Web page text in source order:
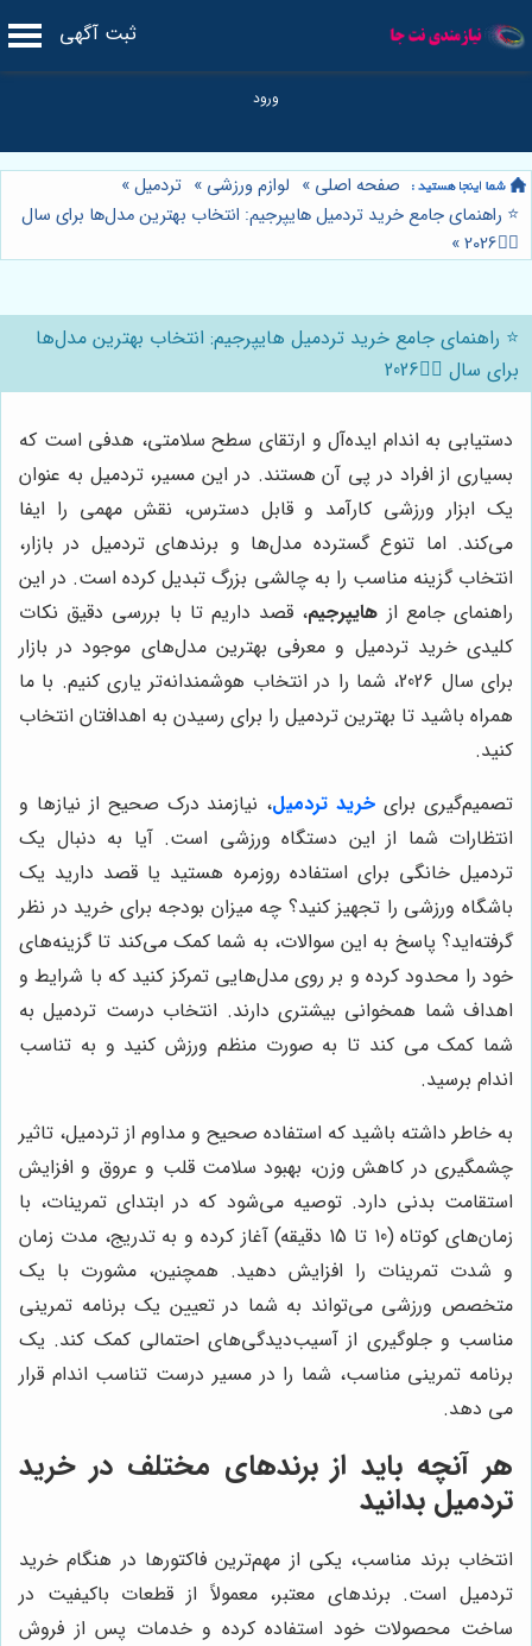
ثبت آگهی
صفحه اصلی » لوازم ورزشی » تردمیل»
⭐️ راهنمای جامع خرید تردمیل هایپرجیم: انتخاب بهترین مدل‌ها برای سال
🏃‍♀️2026
»
⭐️ راهنمای جامع خرید تردمیل هایپرجیم: انتخاب بهترین مدل‌ها
برای سال 🏃‍♀️2026
دستیابی به اندام ایده‌آل و ارتقای سطح سلامتی، هدفی است که
بسیاری از افراد در پی آن هستند. در این مسیر، تردمیل به عنوان
یک ابزار ورزشی کارآمد و قابل دسترس، نقش مهمی را ایفا
می‌کند. اما تنوع گسترده مدل‌ها و برندهای تردمیل در بازار،
انتخاب گزینه مناسب را به چالشی بزرگ تبدیل کرده است. در این
راهنمای جامع از هایپرجیم، قصد داریم تا با بررسی دقیق نکات
کلیدی خرید تردمیل و معرفی بهترین مدل‌های موجود در بازار
برای سال 2026، شما را در انتخاب هوشمندانه‌تر یاری کنیم. با ما
همراه باشید تا بهترین تردمیل را برای رسیدن به اهدافتان انتخاب
کنید.
تصمیم‌گیری برای خرید تردمیل، نیازمند درک صحیح از نیازها و
انتظارات شما از این دستگاه ورزشی است. آیا به دنبال یک
تردمیل خانگی برای استفاده روزمره هستید یا قصد دارید یک
باشگاه ورزشی را تجهیز کنید؟ چه میزان بودجه برای خرید در نظر
گرفته‌اید؟ پاسخ به این سوالات، به شما کمک می‌کند تا گزینه‌های
خود را محدود کرده و بر روی مدل‌هایی تمرکز کنید که با شرایط و
اهداف شما همخوانی بیشتری دارند. انتخاب درست تردمیل به
شما کمک می کند تا به صورت منظم ورزش کنید و به تناسب
اندام برسید.
به خاطر داشته باشید که استفاده صحیح و مداوم از تردمیل، تاثیر
چشمگیری در کاهش وزن، بهبود سلامت قلب و عروق و افزایش
استقامت بدنی دارد. توصیه می‌شود که در ابتدای تمرینات، با
زمان‌های کوتاه (10 تا 15 دقیقه) آغاز کرده و به تدریج، مدت زمان
و شدت تمرینات را افزایش دهید. همچنین، مشورت با یک
متخصص ورزشی می‌تواند به شما در تعیین یک برنامه تمرینی
مناسب و جلوگیری از آسیب‌دیدگی‌های احتمالی کمک کند. یک
برنامه تمرینی مناسب، شما را در مسیر درست تناسب اندام قرار
می دهد.
هر آنچه باید از برندهای مختلف در خرید
تردمیل بدانید
انتخاب برند مناسب، یکی از مهم‌ترین فاکتورها در هنگام خرید
تردمیل است. برندهای معتبر، معمولاً از قطعات باکیفیت در
ساخت محصولات خود استفاده کرده و خدمات پس از فروش